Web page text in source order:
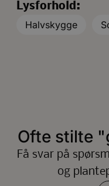
Lysforhold:
Halvskygge
Ofte stilte
Få svar på
og